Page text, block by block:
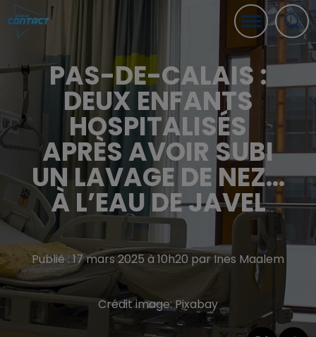
PAS-DE-CALAIS :
DEUX ENFANTS
HOSPITALISÉS
APRÈS AVOIR SUBI
UN LAVAGE DE NEZ…
À L’EAU DE JAVEL
Publié : 17 mars 2025 à 10h20 par Ines Maalem
Crédit image:Pixabay